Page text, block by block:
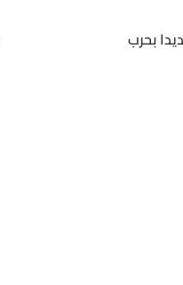
بحرب